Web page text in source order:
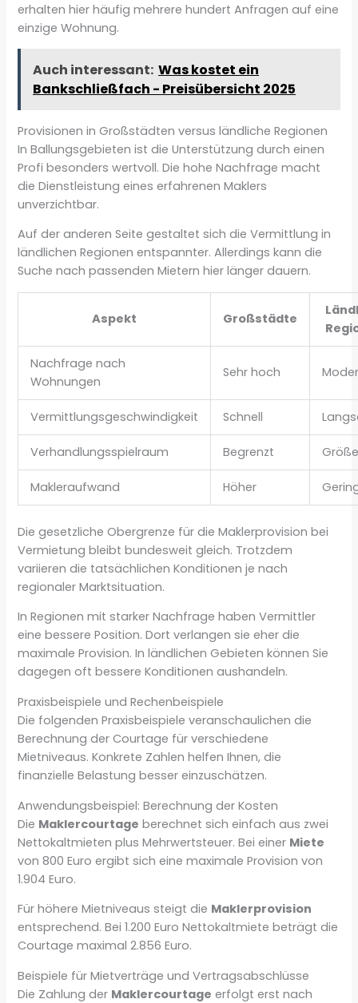
erhalten hier häufig mehrere hundert Anfragen auf eine
einzige Wohnung.
Auch interessant: Was kostet ein
Bankschließfach - Preisübersicht 2025
Provisionen in Großstädten versus ländliche Regionen
In Ballungsgebieten ist die Unterstützung durch einen
Profi besonders wertvoll. Die hohe Nachfrage macht
die Dienstleistung eines erfahrenen Maklers
unverzichtbar.
Auf der anderen Seite gestaltet sich die Vermittlung in
ländlichen Regionen entspannter. Allerdings kann die
Suche nach passenden Mietern hier länger dauern.
Aspekt Großstädte
Nachfrage nach
Wohnungen
Sehr hoch
Vermittlungsgeschwindigkeit Schnell
Verhandlungsspielraum Begrenzt
Makleraufwand Höher
Die gesetzliche Obergrenze für die Maklerprovision bei
Vermietung bleibt bundesweit gleich. Trotzdem
variieren die tatsächlichen Konditionen je nach
regionaler Marktsituation.
In Regionen mit starker Nachfrage haben Vermittler
eine bessere Position. Dort verlangen sie eher die
maximale Provision. In ländlichen Gebieten können Sie
dagegen oft bessere Konditionen aushandeln.
Praxisbeispiele und Rechenbeispiele
Die folgenden Praxisbeispiele veranschaulichen die
Berechnung der Courtage für verschiedene
Mietniveaus. Konkrete Zahlen helfen Ihnen, die
finanzielle Belastung besser einzuschätzen.
Anwendungsbeispiel: Berechnung der Kosten
Die Maklercourtage berechnet sich einfach aus zwei
Nettokaltmieten plus Mehrwertsteuer. Bei einer Miete
von 800 Euro ergibt sich eine maximale Provision von
1.904 Euro.
Für höhere Mietniveaus steigt die Maklerprovision
entsprechend. Bei 1.200 Euro Nettokaltmiete beträgt die
Courtage maximal 2.856 Euro.
Beispiele für Mietverträge und Vertragsabschlüsse
Die Zahlung der Maklercourtage erfolgt erst nach